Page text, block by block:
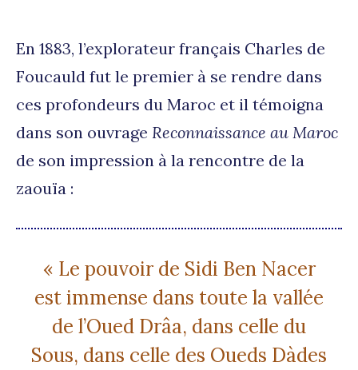
En 1883, l’explorateur français Charles de
Foucauld fut le premier à se rendre dans
ces profondeurs du Maroc et il témoigna
dans son ouvrage Reconnaissance au Maroc
de son impression à la rencontre de la
zaouïa :
« Le pouvoir de Sidi Ben Nacer
est immense dans toute la vallée
de l’Oued Drâa, dans celle du
Sous, dans celle des Oueds Dàdes